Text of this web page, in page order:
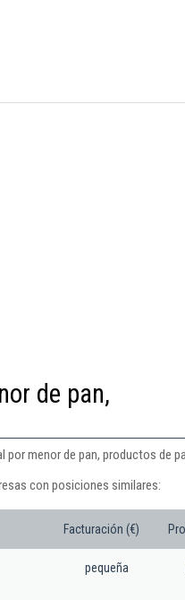
de pan,
menor de pan, productos de
con posiciones similares:
Facturación (€)
pequeña